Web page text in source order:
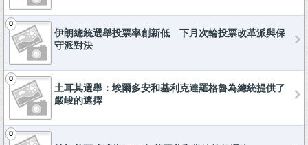
0
伊朗總統選舉投票率創新低 下月次輪投票改革派與保
守派對決
0
土耳其選舉：埃爾多安和基利克達羅格魯為總統提供了
嚴峻的選擇
0